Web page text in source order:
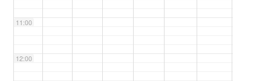
11:00
12:00